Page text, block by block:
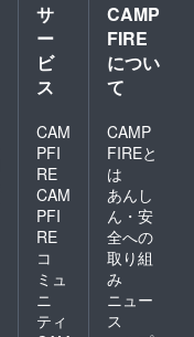
サ
ー
ビ
ス
CAM
PFI
RE
CAM
PFI
RE
コ
ミュ
ニ
ティ
CAMP
FIRE
につい
て
CAMP
FIREと
は
あんし
ん・安
全への
取り組
み
ニュー
ス